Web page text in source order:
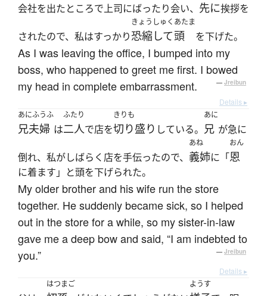
会社を出たところで上司にばったり会い、 先に挨拶を
されたので、私はすっかり
きょうしゅく
恐縮して
あたま
頭 を下げた。
As I was leaving the office, I bumped into my
boss, who happened to greet me first. I bowed
my head in complete embarrassment.
— Jreibun
Details ▸
あにふうふ
兄夫婦 は
ふたり
二人で店を
きりも
切り盛り している。
あに
兄 が急に
倒れ、私がしばらく店を手伝ったので、
あね
義姉に「
おん
恩
に着ます」と頭を下げられた。
My older brother and his wife run the store
together. He suddenly became sick, so I helped
out in the store for a while, so my sister-in-law
gave me a deep bow and said, “I am indebted to
you.”
— Jreibun
Details ▸
はつまご ようす